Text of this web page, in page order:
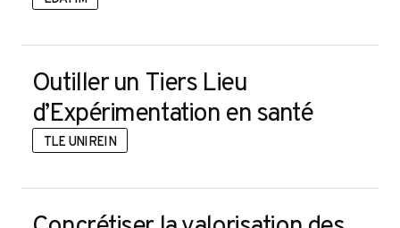
Outiller un Tiers Lieu
d’Expérimentation en santé
TLE UNIREIN